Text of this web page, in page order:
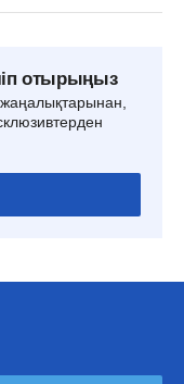
отырыңыз